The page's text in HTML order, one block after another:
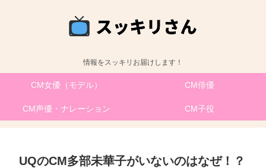
情報をスッキリお届けします！
CM女優（モデル） CM俳優
CM声優・ナレーション CM子役
UQのCM多部未華子がいないのはなぜ！？